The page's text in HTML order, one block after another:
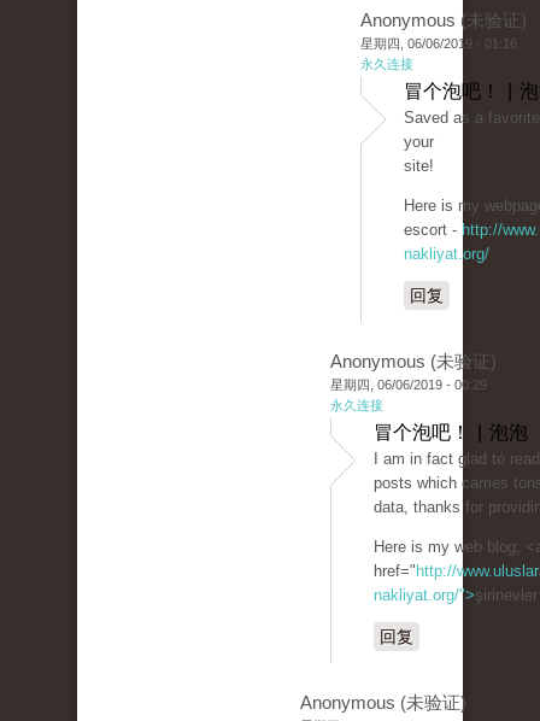
Anonymous (未验证)
星期四, 06/06/2019 - 01:16
永久连接
冒个泡吧！ |
Saved as a
your
site!
Here is my
escort - http://
nakliyat.org/
回复
Anonymous (未验证)
星期四, 06/06/2019 - 00:29
永久连接
冒个泡吧！ | 泡泡
I am in fact glad to
posts which carries
data, thanks for
Here is my web blog;
href=" http://
nakliyat.org/">
回复
Anonymous (未验证)